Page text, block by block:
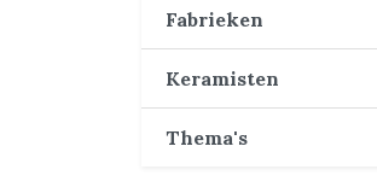
Fabrieken
Keramisten
Thema's